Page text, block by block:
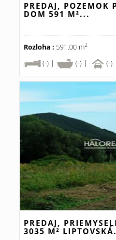
PREDAJ, POZEMOK
DOM 591 M²...
Rozloha : 591.00 m2
(-) |
(-) | (-)
PREDAJ,
3035 M²